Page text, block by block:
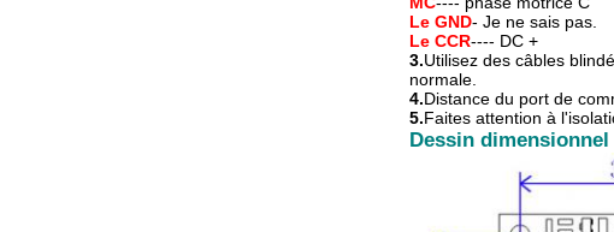
Le GND- Je ne sais pas.
Le CCR---- DC +
3.Utilisez des câbles
normale.
4.Distance du port de
5.Faites attention à
Dessin dimensionnel